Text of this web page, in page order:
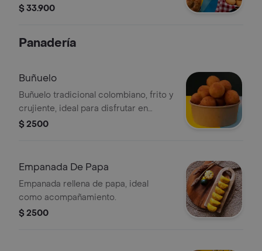
de queso y buñuelos.
$ 33.900
Panadería
Buñuelo
Buñuelo tradicional colombiano, frito y
crujiente, ideal para disfrutar en
cualquier momento.
$ 2500
Empanada De Papa
Empanada rellena de papa, ideal
como acompañamiento.
$ 2500